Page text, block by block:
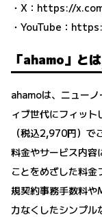
・X： https://
・YouTube：
「ahamo」とは
ahamoは、ニュー
ィブ世代にフィッ
（税込2,970円）で
料金やサービス内容
ことをめざした料
規契約事務手数料や
力なくしたシンプル